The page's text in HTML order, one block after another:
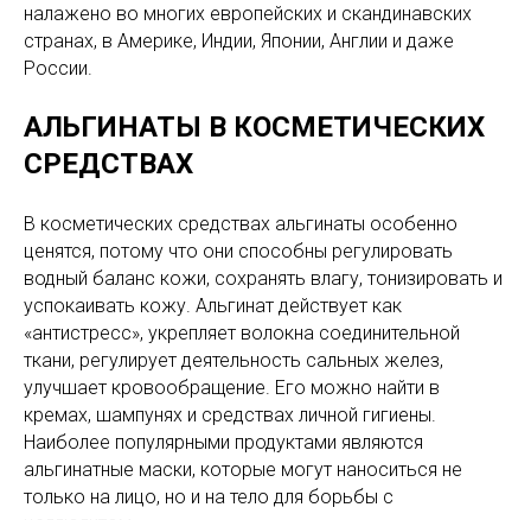
налажено во многих европейских и скандинавских
странах, в Америке, Индии, Японии, Англии и даже
России.
АЛЬГИНАТЫ В КОСМЕТИЧЕСКИХ
СРЕДСТВАХ
В косметических средствах альгинаты особенно
ценятся, потому что они способны регулировать
водный баланс кожи, сохранять влагу, тонизировать и
успокаивать кожу. Альгинат действует как
«антистресс», укрепляет волокна соединительной
ткани, регулирует деятельность сальных желез,
улучшает кровообращение. Его можно найти в
кремах, шампунях и средствах личной гигиены.
Наиболее популярными продуктами являются
альгинатные маски, которые могут наноситься не
только на лицо, но и на тело для борьбы с